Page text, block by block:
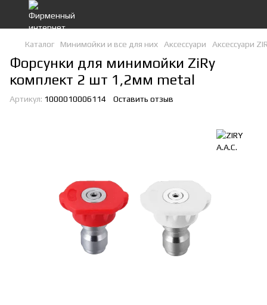
Каталог Минимойки и все для них Аксессуари Аксессуари
Форсунки для минимойки ZiRy
комплект 2 шт 1,2мм metal
Артикул: 1000010006114 Оставить отзыв